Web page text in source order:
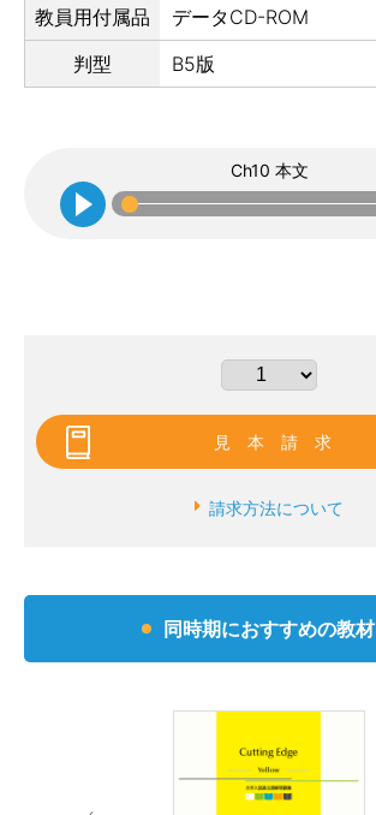
教員用付属品
データCD-ROM
判型
B5版
Ch10 本文
見本請求
請求方法について
同時期におすすめの教材